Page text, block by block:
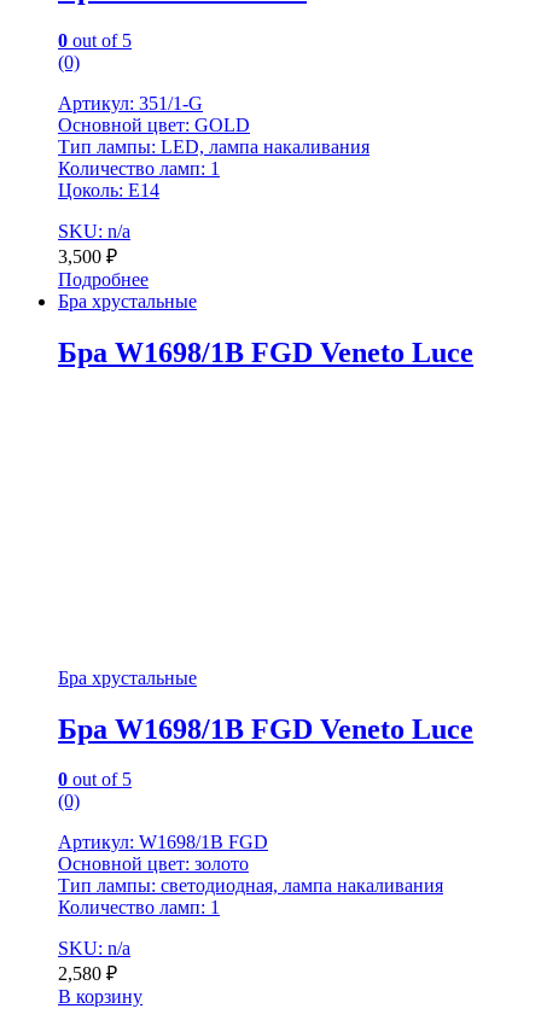
0 out of 5
(0)
Артикул: 351/1-G
Основной цвет: GOLD
Тип лампы: LED, лампа накаливания
Количество ламп: 1
Цоколь: Е14
SKU: n/a
3,500 ₽
Подробнее
Бра хрустальные
Бра W1698/1B FGD Veneto Luce
Бра хрустальные
Бра W1698/1B FGD Veneto Luce
0 out of 5
(0)
Артикул: W1698/1B FGD
Основной цвет: золото
Тип лампы: светодиодная, лампа накаливания
Количество ламп: 1
SKU: n/a
2,580 ₽
В корзину